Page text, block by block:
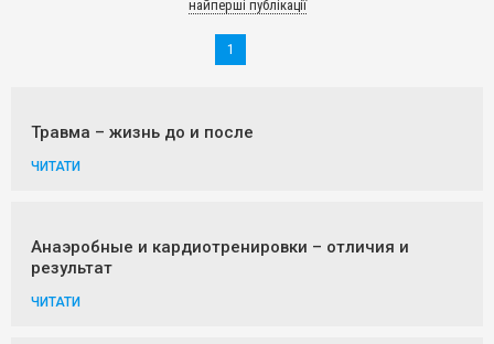
найперші публікації
1
Травма – жизнь до и после
ЧИТАТИ
Анаэробные и кардиотренировки – отличия и
результат
ЧИТАТИ